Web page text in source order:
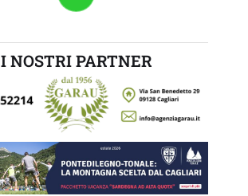
I NOSTRI PARTNER